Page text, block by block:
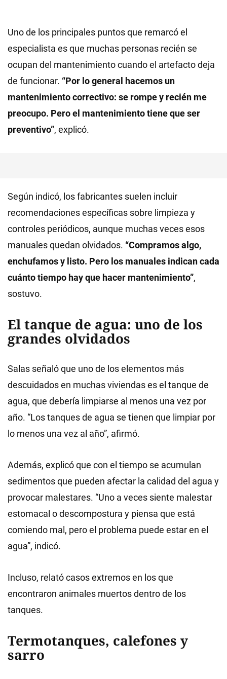
Uno de los principales puntos que remarcó el
especialista es que muchas personas recién se
ocupan del mantenimiento cuando el artefacto deja
de funcionar. “Por lo general hacemos un
mantenimiento correctivo: se rompe y recién me
preocupo. Pero el mantenimiento tiene que ser
preventivo”, explicó.
Según indicó, los fabricantes suelen incluir
recomendaciones específicas sobre limpieza y
controles periódicos, aunque muchas veces esos
manuales quedan olvidados. “Compramos algo,
enchufamos y listo. Pero los manuales indican cada
cuánto tiempo hay que hacer mantenimiento”,
sostuvo.
El tanque de agua: uno de los
grandes olvidados
Salas señaló que uno de los elementos más
descuidados en muchas viviendas es el tanque de
agua, que debería limpiarse al menos una vez por
año. “Los tanques de agua se tienen que limpiar por
lo menos una vez al año”, afirmó.
Además, explicó que con el tiempo se acumulan
sedimentos que pueden afectar la calidad del agua y
provocar malestares. “Uno a veces siente malestar
estomacal o descompostura y piensa que está
comiendo mal, pero el problema puede estar en el
agua”, indicó.
Incluso, relató casos extremos en los que
encontraron animales muertos dentro de los
tanques.
Termotanques, calefones y
sarro